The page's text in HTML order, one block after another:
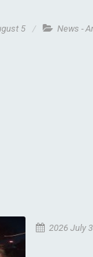
5 News -
2026 July